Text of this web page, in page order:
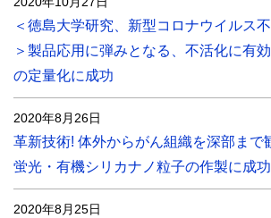
＜徳島大学研究、新型コロナウイルス
＞製品応用に弾みとなる、不活化に有
の定量化に成功
2020年8月26日
革新技術! 体外からがん組織を深部まで
蛍光・有機シリカナノ粒子の作製に成功
2020年8月25日